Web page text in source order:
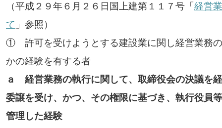
（平成２９年６月２６日国上建第１１７号「 経営
て 」参照）
① 許可を受けようとする建設業に関し経営業務
かの経験を有する者
ａ 経営業務の執行に関して、取締役会の決議を
委譲を受け、かつ、その権限に基づき、執行役員
管理した経験